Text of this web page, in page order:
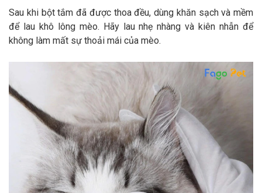
Sau khi bột tắm đã được thoa đều, dùng khăn sạch và mềm
để lau khô lông mèo. Hãy lau nhẹ nhàng và kiên nhẫn để
không làm mất sự thoải mái của mèo.